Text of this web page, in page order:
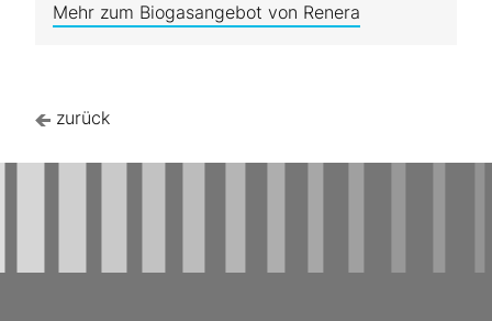
Mehr zum Biogasangebot von Renera
zurück